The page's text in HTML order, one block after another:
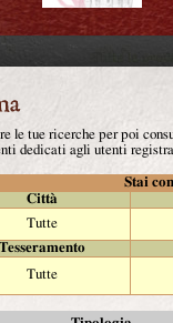
le tue ricerche per poi
dedicati agli utenti
Stai
Città
Tutte
Tesseramento
Tutte